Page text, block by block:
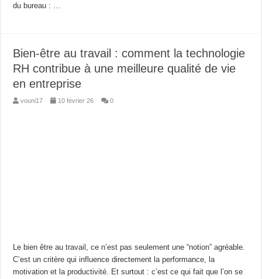
du bureau : …
Bien-être au travail : comment la technologie
RH contribue à une meilleure qualité de vie
en entreprise
vouni17 10 février 26 0
Le bien être au travail, ce n’est pas seulement une “notion” agréable.
C’est un critère qui influence directement la performance, la
motivation et la productivité. Et surtout : c’est ce qui fait que l’on se